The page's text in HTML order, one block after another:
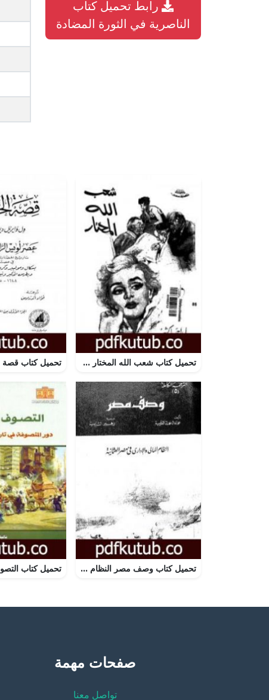
رابط تحميل كتاب
الناصرية في الثورة المضادة
تحميل كتاب شعب الله المختار PDF تأليف علي أحمد باكثير مجانا [كامل]
تحميل كتاب وصف مصر النظام المالي والإداري في مصر العثمانية PDF تأليف علماء الحملة الفرنسية على مصر مجانا [كامل]
صفحات مهمة
تواصل معنا